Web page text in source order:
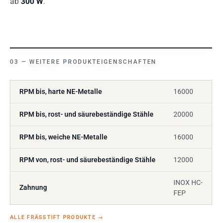
WEITERE PRODUKTEIGENSCHAFTEN
RPM bis, harte NE-Metalle 16000
RPM bis, rost- und säurebeständige Stähle 20000
RPM bis, weiche NE-Metalle 16000
RPM von, rost- und säurebeständige Stähle 12000
Zahnung
INOX HC-
FEP
ALLE FRÄSSTIFT PRODUKTE →